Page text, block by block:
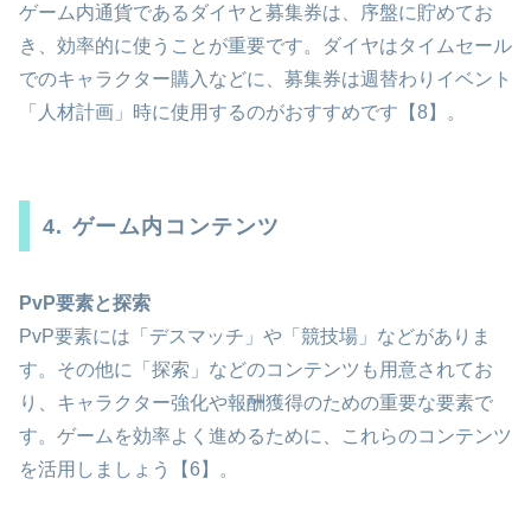
ゲーム内通貨であるダイヤと募集券は、序盤に貯めてお
き、効率的に使うことが重要です。ダイヤはタイムセール
でのキャラクター購入などに、募集券は週替わりイベント
「人材計画」時に使用するのがおすすめです【8】。
4. ゲーム内コンテンツ
PvP要素と探索
PvP要素には「デスマッチ」や「競技場」などがありま
す。その他に「探索」などのコンテンツも用意されてお
り、キャラクター強化や報酬獲得のための重要な要素で
す。ゲームを効率よく進めるために、これらのコンテンツ
を活用しましょう【6】。